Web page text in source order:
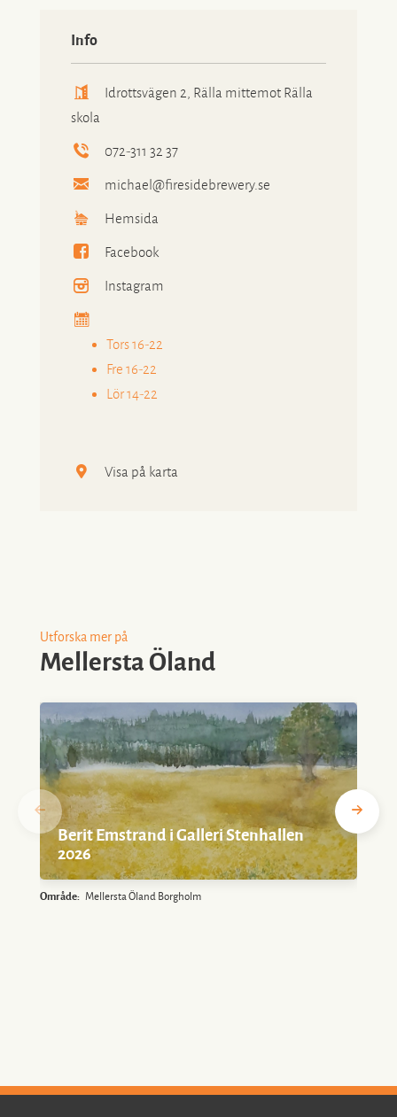
Info
Idrottsvägen 2, Rälla mittemot Rälla
skola
072-311 32 37
michael@firesidebrewery.se
Hemsida
Facebook
Instagram
Tors 16-22
Fre 16-22
Lör 14-22
Visa på karta
Utforska mer på
Mellersta Öland
Berit Emstrand i Galleri Stenhallen
2026
Område: Mellersta Öland Borgholm